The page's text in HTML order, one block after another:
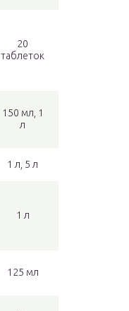
20
таблеток
150 мл, 1
л
1 л, 5 л
1 л
125 мл